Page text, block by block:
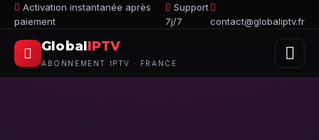
Activation instantanée après
paiement
Support
7j/7
contact@globaliptv.fr
GlobalIPTV
ABONNEMENT IPTV · FRANCE